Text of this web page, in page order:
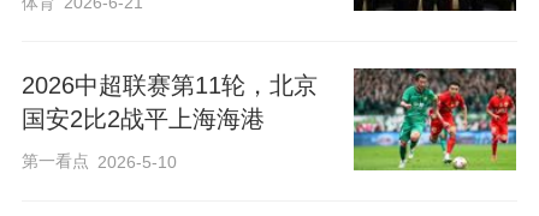
2026中超联赛第11轮，北京
国安2比2战平上海海港
第一看点 2026-5-10